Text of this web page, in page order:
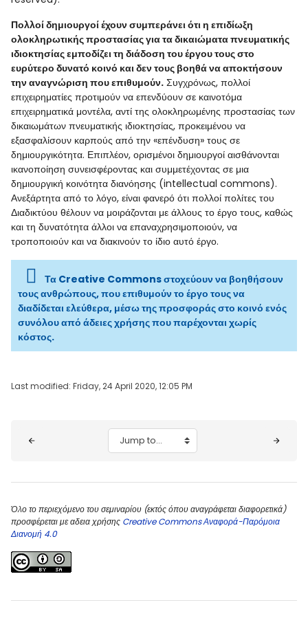
Πολλοί δημιουργοί έχουν συμπεράνει ότι η επιδίωξη
ολοκληρωτικής προστασίας για τα δικαιώματα πνευματικής
ιδιοκτησίας εμποδίζει τη διάδοση του έργου τους στο
ευρύτερο δυνατό κοινό και δεν τους βοηθά να αποκτήσουν
την αναγνώριση που επιθυμούν. Συγχρόνως, πολλοί
επιχειρηματίες προτιμούν να επενδύουν σε καινοτόμα
επιχειρηματικά μοντέλα, αντί της ολοκληρωμένης προστασίας των
δικαιωμάτων πνευματικής ιδιοκτησίας, προκειμένου να
εξασφαλίσουν καρπούς από την «επένδυση» τους σε
δημιουργικότητα. Επιπλέον, ορισμένοι δημιουργοί αισθάνονται
ικανοποίηση συνεισφέροντας και συμμετέχοντας σε μια
δημιουργική κοινότητα διανόησης (intellectual commons).
Ανεξάρτητα από το λόγο, είναι φανερό ότι πολλοί πολίτες του
Διαδικτύου θέλουν να μοιράζονται με άλλους το έργο τους, καθώς
και τη δυνατότητα άλλοι να επαναχρησιμοποιούν, να
τροποποιούν και να διακινούν το ίδιο αυτό έργο.
Τα Creative Commons στοχεύουν να βοηθήσουν
τους ανθρώπους, που επιθυμούν το έργο τους να
διαδίδεται ελεύθερα, μέσω της προσφοράς στο κοινό ενός
συνόλου από άδειες χρήσης που παρέχονται χωρίς
κόστος.
Last modified: Friday, 24 April 2020, 12:05 PM
Jump to...
Όλο το περιεχόμενο του σεμιναρίου (εκτός όπου αναγράφεται διαφορετικά)
προσφέρεται με αδεια χρήσης Creative Commons Αναφορά-Παρόμοια
Διανομή 4.0